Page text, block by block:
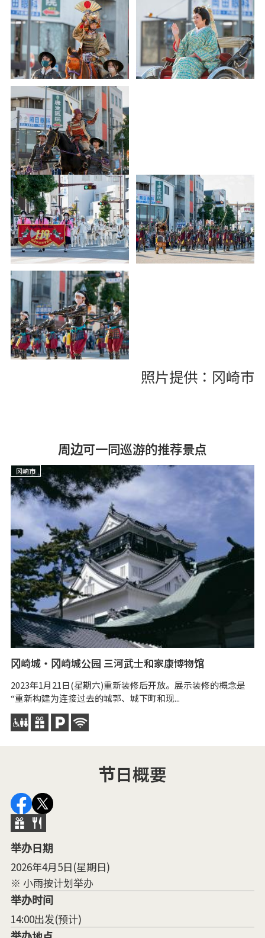
照片提供：冈崎市
周边可一同巡游的推荐景点
冈崎市
冈崎城・冈崎城公园 三河武士和家康博物馆
2023年1月21日(星期六)重新装修后开放。展示装修的概念是
“重新构建为连接过去的城郭、城下町和现...
节日概要
举办日期
2026年4月5日(星期日)
※ 小雨按计划举办
举办时间
14:00出发(预计)